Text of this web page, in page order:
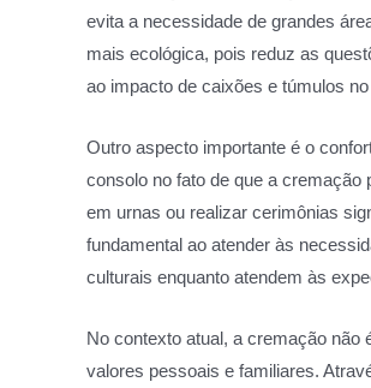
evita a necessidade de grandes
mais ecológica, pois reduz as
ao impacto de caixões e túmulos
Outro aspecto importante é o
consolo no fato de que a
em urnas ou realizar cerimônias
fundamental ao atender às
culturais enquanto atendem às
No contexto atual, a cremação não
valores pessoais e familiares.